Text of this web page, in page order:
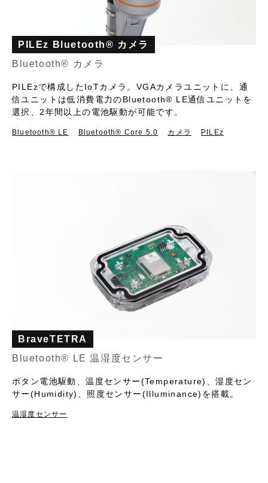
PILEz Bluetooth® カメラ
Bluetooth® カメラ
PILEzで構成したIoTカメラ。VGAカメラユニットに、通
信ユニットは低消費電力のBluetooth® LE通信ユニットを
選択、2年間以上の電池駆動が可能です。
Bluetooth®︎ LE Bluetooth® Core 5.0 カメラ PILEz
BraveTETRA
Bluetooth® LE 温湿度センサー
ボタン電池駆動、温度センサー(Temperature)、湿度セン
サー(Humidity)、照度センサー(Illuminance)を搭載。
温湿度センサー